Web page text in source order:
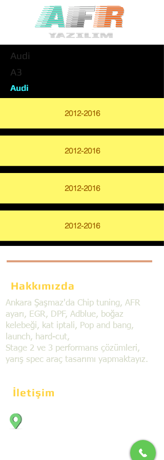
Audi
A3
Audi
2012-2016
2012-2016
2012-2016
2012-2016
Hakkımızda
Ankara Şaşmaz'da Chip tuning, AFR
ayarı, EGR, DPF, Adblue, boğaz
kelebeği, kat iptali, Pop and bang,
launch, hard-cut,
Stage 2 ve 3 performans çözümleri,
yarış spec araç tasarımı yapmaktayız.
İletişim